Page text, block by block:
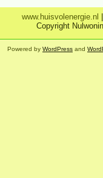
www.huisvolenergie.nl
Copyright
Powered by WordPress and